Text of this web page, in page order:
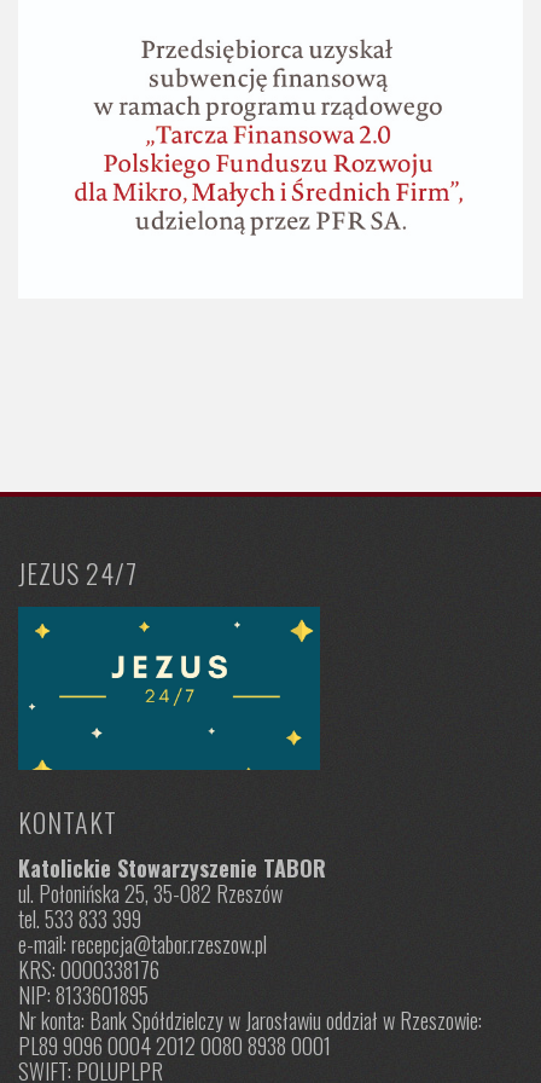
JEZUS 24/7
KONTAKT
Katolickie Stowarzyszenie TABOR
ul. Połonińska 25, 35-082 Rzeszów
tel. 533 833 399
e-mail: recepcja@tabor.rzeszow.pl
KRS: 0000338176
NIP: 8133601895
Nr konta: Bank Spółdzielczy w Jarosławiu oddział w Rzeszowie:
PL89 9096 0004 2012 0080 8938 0001
SWIFT: POLUPLPR